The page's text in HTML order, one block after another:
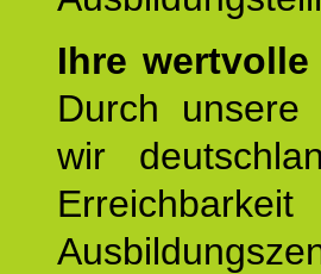
Ihre
Durch unsere
wir